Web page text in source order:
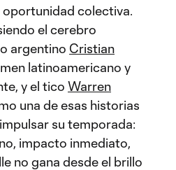
oportunidad colectiva.
el cerebro
argentino Cristian
latinoamericano y
y el tico Warren
una de esas historias
su temporada:
impacto inmediato,
no gana desde el brillo